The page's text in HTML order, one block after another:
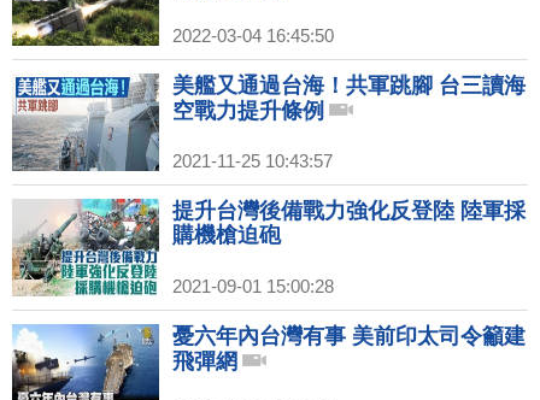
2022-03-04 16:45:50
美艦又通過台海！共軍跳腳 台三讀海
空戰力提升條例
2021-11-25 10:43:57
提升台灣後備戰力強化反登陸 陸軍採
購機槍迫砲
2021-09-01 15:00:28
憂六年內台灣有事 美前印太司令籲建
飛彈網